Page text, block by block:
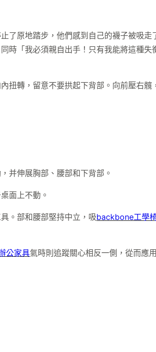
了原地踏步，他們感到自己的襪子被吸
時「我必須親自出手！只有我能將這種
扭轉，留意不要拱起下背部。向前壓右髖
并伸展胸部、腰部和下背部。
面上不動。
。部和腰部堅持中立，吸backbone工學
公家具氣時則追蹤關心相反一側，從而應